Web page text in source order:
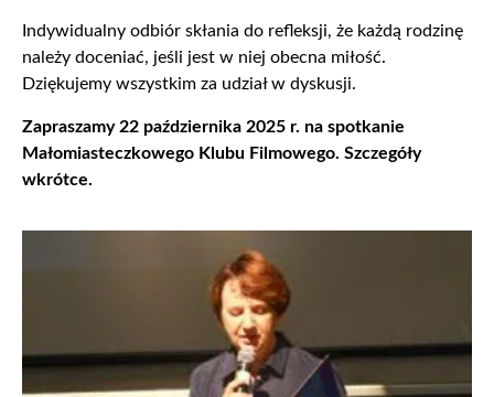
Indywidualny odbiór skłania do refleksji, że każdą rodzinę
należy doceniać, jeśli jest w niej obecna miłość.
Dziękujemy wszystkim za udział w dyskusji.
Zapraszamy 22 października 2025 r. na spotkanie
Małomiasteczkowego Klubu Filmowego. Szczegóły
wkrótce.